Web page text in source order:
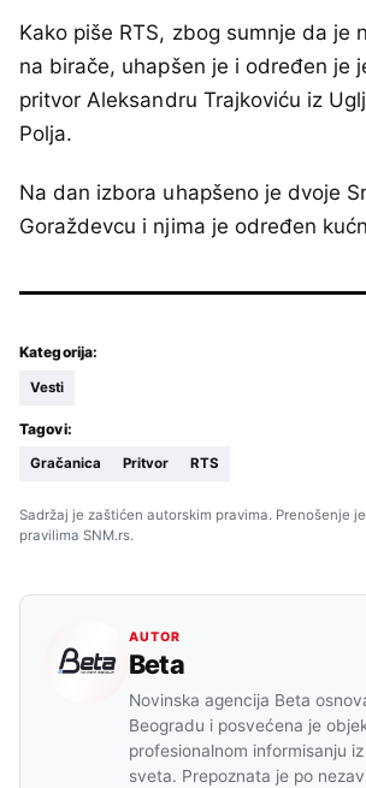
Kako piše RTS, zbog sumnje da je
na birače, uhapšen je i određen je
pritvor Aleksandru Trajkoviću iz
Polja.
Na dan izbora uhapšeno je dvoje
Goraždevcu i njima je određen
Kategorija:
Vesti
Tagovi:
Gračanica Pritvor RTS
Sadržaj je zaštićen autorskim pravima. Prenošenje
pravilima SNM.rs.
AUTOR
Beta
Novinska agencija Beta
Beogradu i posvećena je
profesionalnom informisanju
sveta. Prepoznata je po